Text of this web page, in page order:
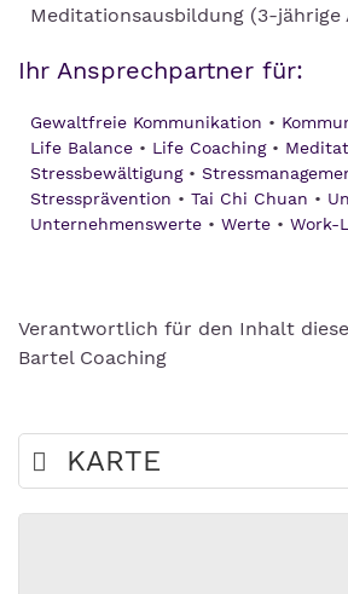
Meditationsausbildung (3-jährige
Ihr Ansprechpartner für:
Gewaltfreie Kommunikation
Life Balance
Life Coaching
Stressbewältigung
Stressprävention
Tai Chi Chuan
Unternehmenswerte
Werte Work-
Verantwortlich für den Inhalt
Bartel Coaching
KARTE